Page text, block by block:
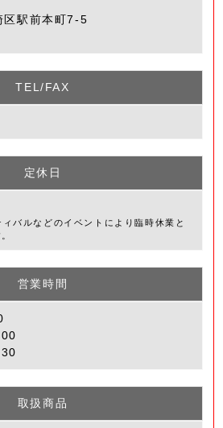
区駅前本町7-5
TEL/FAX
定休日
バルなどのイベントにより臨時休業と
営業時間
取扱商品